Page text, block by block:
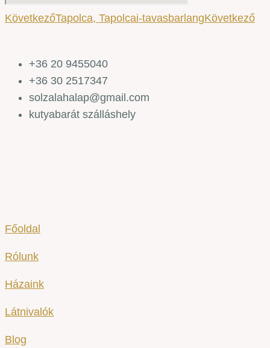
KövetkezőTapolca, Tapolcai-tavasbarlangKövetkező
+36 20 9455040
+36 30 2517347
solzalahalap@gmail.com
kutyabarát szálláshely
Főoldal
Rólunk
Házaink
Látnivalók
Blog